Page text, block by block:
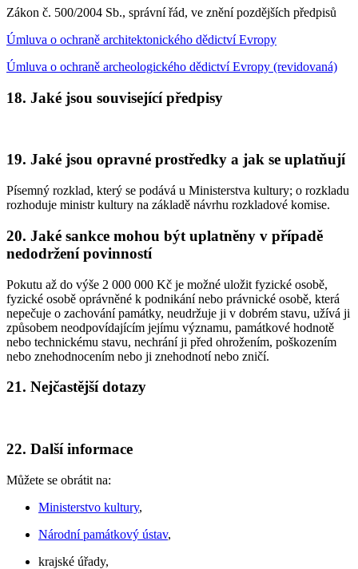
Zákon č. 500/2004 Sb., správní řád, ve znění pozdějších předpisů
Úmluva o ochraně architektonického dědictví Evropy
Úmluva o ochraně archeologického dědictví Evropy (revidovaná)
18. Jaké jsou související předpisy
19. Jaké jsou opravné prostředky a jak se uplatňují
Písemný rozklad, který se podává u Ministerstva kultury; o rozkladu
rozhoduje ministr kultury na základě návrhu rozkladové komise.
20. Jaké sankce mohou být uplatněny v případě
nedodržení povinností
Pokutu až do výše 2 000 000 Kč je možné uložit fyzické osobě,
fyzické osobě oprávněné k podnikání nebo právnické osobě, která
nepečuje o zachování památky, neudržuje ji v dobrém stavu, užívá ji
způsobem neodpovídajícím jejímu významu, památkové hodnotě
nebo technickému stavu, nechrání ji před ohrožením, poškozením
nebo znehodnocením nebo ji znehodnotí nebo zničí.
21. Nejčastější dotazy
22. Další informace
Můžete se obrátit na:
Ministerstvo kultury,
Národní památkový ústav,
krajské úřady,